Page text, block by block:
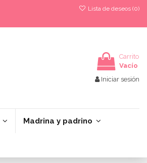
Lista de deseos (0)
Carrito
Vacío
Iniciar sesión
Madrina y padrino